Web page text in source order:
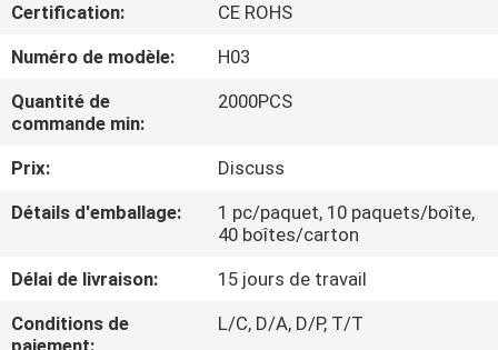
SUJET
DE
NOUS
VISITE
D'USINE
CONTRÔLE
DE
Certification:
CE ROHS
Numéro de modèle:
H03
Quantité de
commande min:
2000PCS
Prix:
Discuss
Détails d'emballage:
1 pc/paquet, 10 paquets/boîte,
40 boîtes/carton
Délai de livraison:
15 jours de travail
Conditions de
L/C, D/A, D/P, T/T